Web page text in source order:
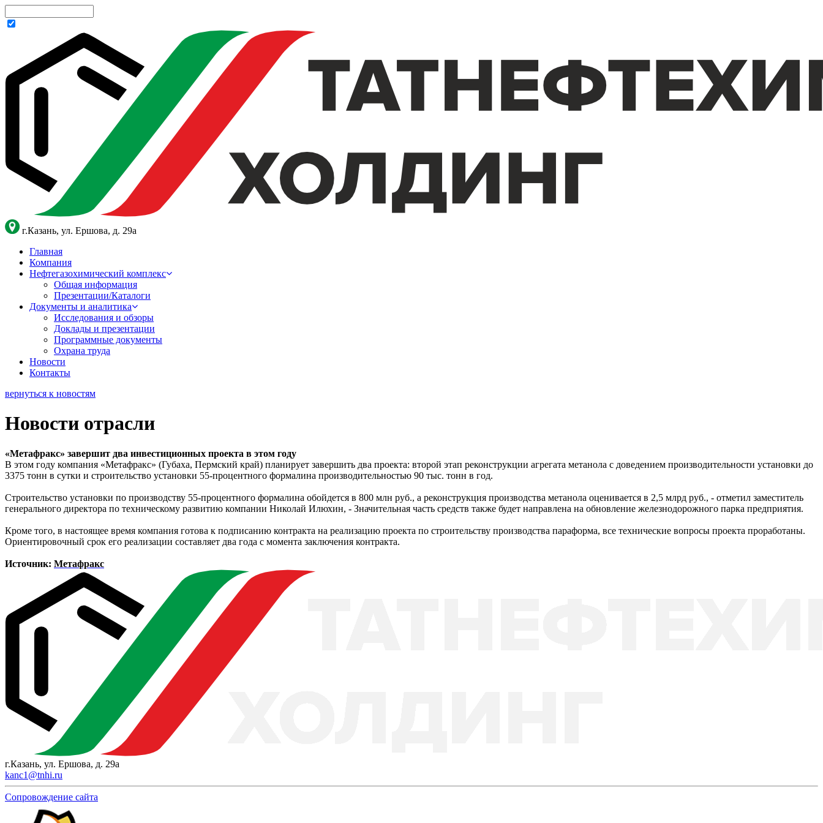
г.Казань, ул. Ершова, д. 29а
Главная
Компания
Нефтегазохимический комплекс
Общая информация
Презентации/Каталоги
Документы и аналитика
Исследования и обзоры
Доклады и презентации
Программные документы
Охрана труда
Новости
Контакты
вернуться к новостям
Новости отрасли
«Метафракс» завершит два инвестиционных проекта в этом году
В этом году компания «Метафракс» (Губаха, Пермский край) планирует завершить два проекта: второй этап реконструкции агрегата метанола с доведением производительности установки до
3375 тонн в сутки и строительство установки 55-процентного формалина производительностью 90 тыс. тонн в год.
Строительство установки по производству 55-процентного формалина обойдется в 800 млн руб., а реконструкция производства метанола оценивается в 2,5 млрд руб., - отметил заместитель
генерального директора по техническому развитию компании Николай Илюхин, - Значительная часть средств также будет направлена на обновление железнодорожного парка предприятия.
Кроме того, в настоящее время компания готова к подписанию контракта на реализацию проекта по строительству производства параформа, все технические вопросы проекта проработаны.
Ориентировочный срок его реализации составляет два года с момента заключения контракта.
Источник: Метафракс
г.Казань, ул. Ершова, д. 29а
kanc1@tnhi.ru
Сопровождение сайта